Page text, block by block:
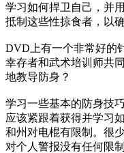
学习如何捍卫自己，并
抵制这些性掠食者，以
DVD上有一个非常好的
幸存者和武术培训师共
地教导防身？
学习一些基本的防身技
应该紧跟着获得并学习
和州对电棍有限制。很
对个人警报没有任何限制